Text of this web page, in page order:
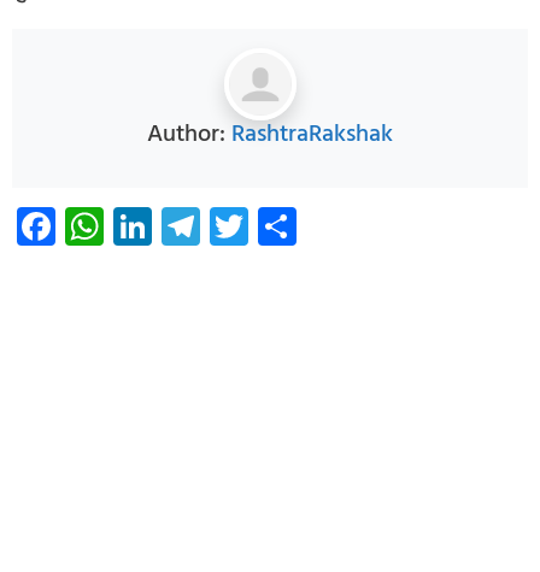
Author: RashtraRakshak
Facebook
WhatsApp
LinkedIn
Telegram
Twitter